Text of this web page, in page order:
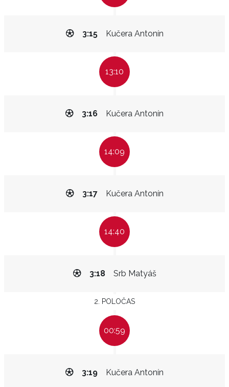
Kučera Antonín
3:15
13:10
Kučera Antonín
3:16
14:09
Kučera Antonín
3:17
14:40
Srb Matyáš
3:18
2. POLOČAS
00:59
Kučera Antonín
3:19